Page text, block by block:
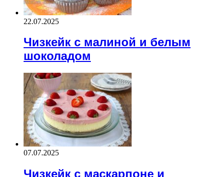
22.07.2025
Чизкейк с малиной и белым
шоколадом
07.07.2025
Чизкейк с маскарпоне и